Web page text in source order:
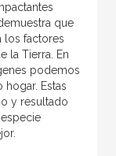
que
los factores
la Tierra. En
podemos
Estas
y resultado